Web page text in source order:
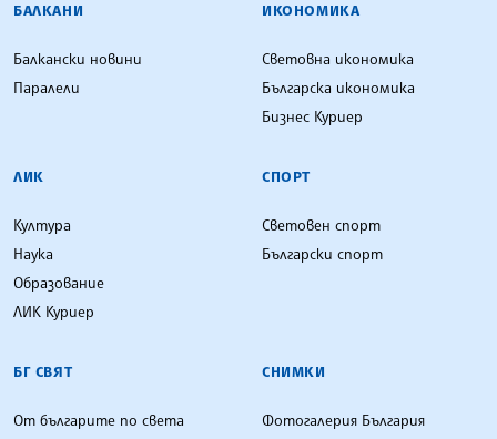
БАЛКАНИ
Балкански новини
Паралели
ИКОНОМИКА
Световна икономика
Българска икономика
Бизнес Куриер
ЛИК
Култура
Наука
Образование
ЛИК Куриер
СПОРТ
Световен спорт
Български спорт
БГ СВЯТ
От българите по света
СНИМКИ
Фотогалерия България